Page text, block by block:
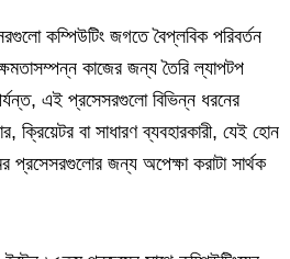
কম্পিউটিং জগতে বৈপ্লবিক পরিবর্তন
কাজের জন্য তৈরি ল্যাপটপ
এই প্রসেসরগুলো বিভিন্ন ধরনের
ক্রিয়েটর বা সাধারণ ব্যবহারকারী, যেই হোন
প্রসেসরগুলোর জন্য অপেক্ষা করাটা সার্থক